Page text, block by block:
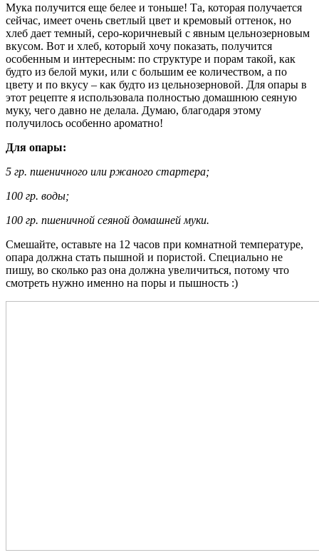
Мука получится еще белее и тоньше! Та, которая получается
сейчас, имеет очень светлый цвет и кремовый оттенок, но
хлеб дает темный, серо-коричневый с явным цельнозерновым
вкусом. Вот и хлеб, который хочу показать, получится
особенным и интересным: по структуре и порам такой, как
будто из белой муки, или с большим ее количеством, а по
цвету и по вкусу – как будто из цельнозерновой. Для опары в
этот рецепте я использовала полностью домашнюю сеяную
муку, чего давно не делала. Думаю, благодаря этому
получилось особенно ароматно!
Для опары:
5 гр. пшеничного или ржаного стартера;
100 гр. воды;
100 гр. пшеничной сеяной домашней муки.
Смешайте, оставьте на 12 часов при комнатной температуре,
опара должна стать пышной и пористой. Специально не
пишу, во сколько раз она должна увеличиться, потому что
смотреть нужно именно на поры и пышность :)